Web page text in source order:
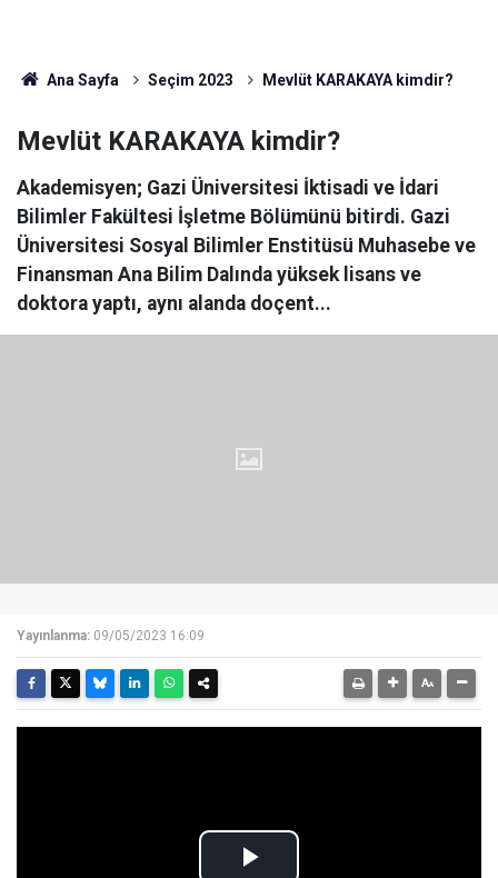
Ana Sayfa Seçim 2023 Mevlüt KARAKAYA kimdir?
Mevlüt KARAKAYA kimdir?
Akademisyen; Gazi Üniversitesi İktisadi ve İdari
Bilimler Fakültesi İşletme Bölümünü bitirdi. Gazi
Üniversitesi Sosyal Bilimler Enstitüsü Muhasebe ve
Finansman Ana Bilim Dalında yüksek lisans ve
doktora yaptı, aynı alanda doçent...
Yayınlanma: 09/05/2023 16:09